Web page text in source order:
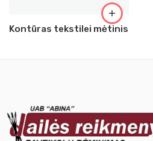
Kontūras tekstilei mėtinis